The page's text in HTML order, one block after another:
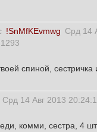
!SnMfKEvmwg Срд 14
спиной,
Срд 14 Авг 2013
комми, сестра, 4